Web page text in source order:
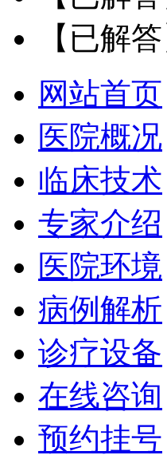
【已解答
网站首页
医院概况
临床技术
专家介绍
医院环境
病例解析
诊疗设备
在线咨询
预约挂号